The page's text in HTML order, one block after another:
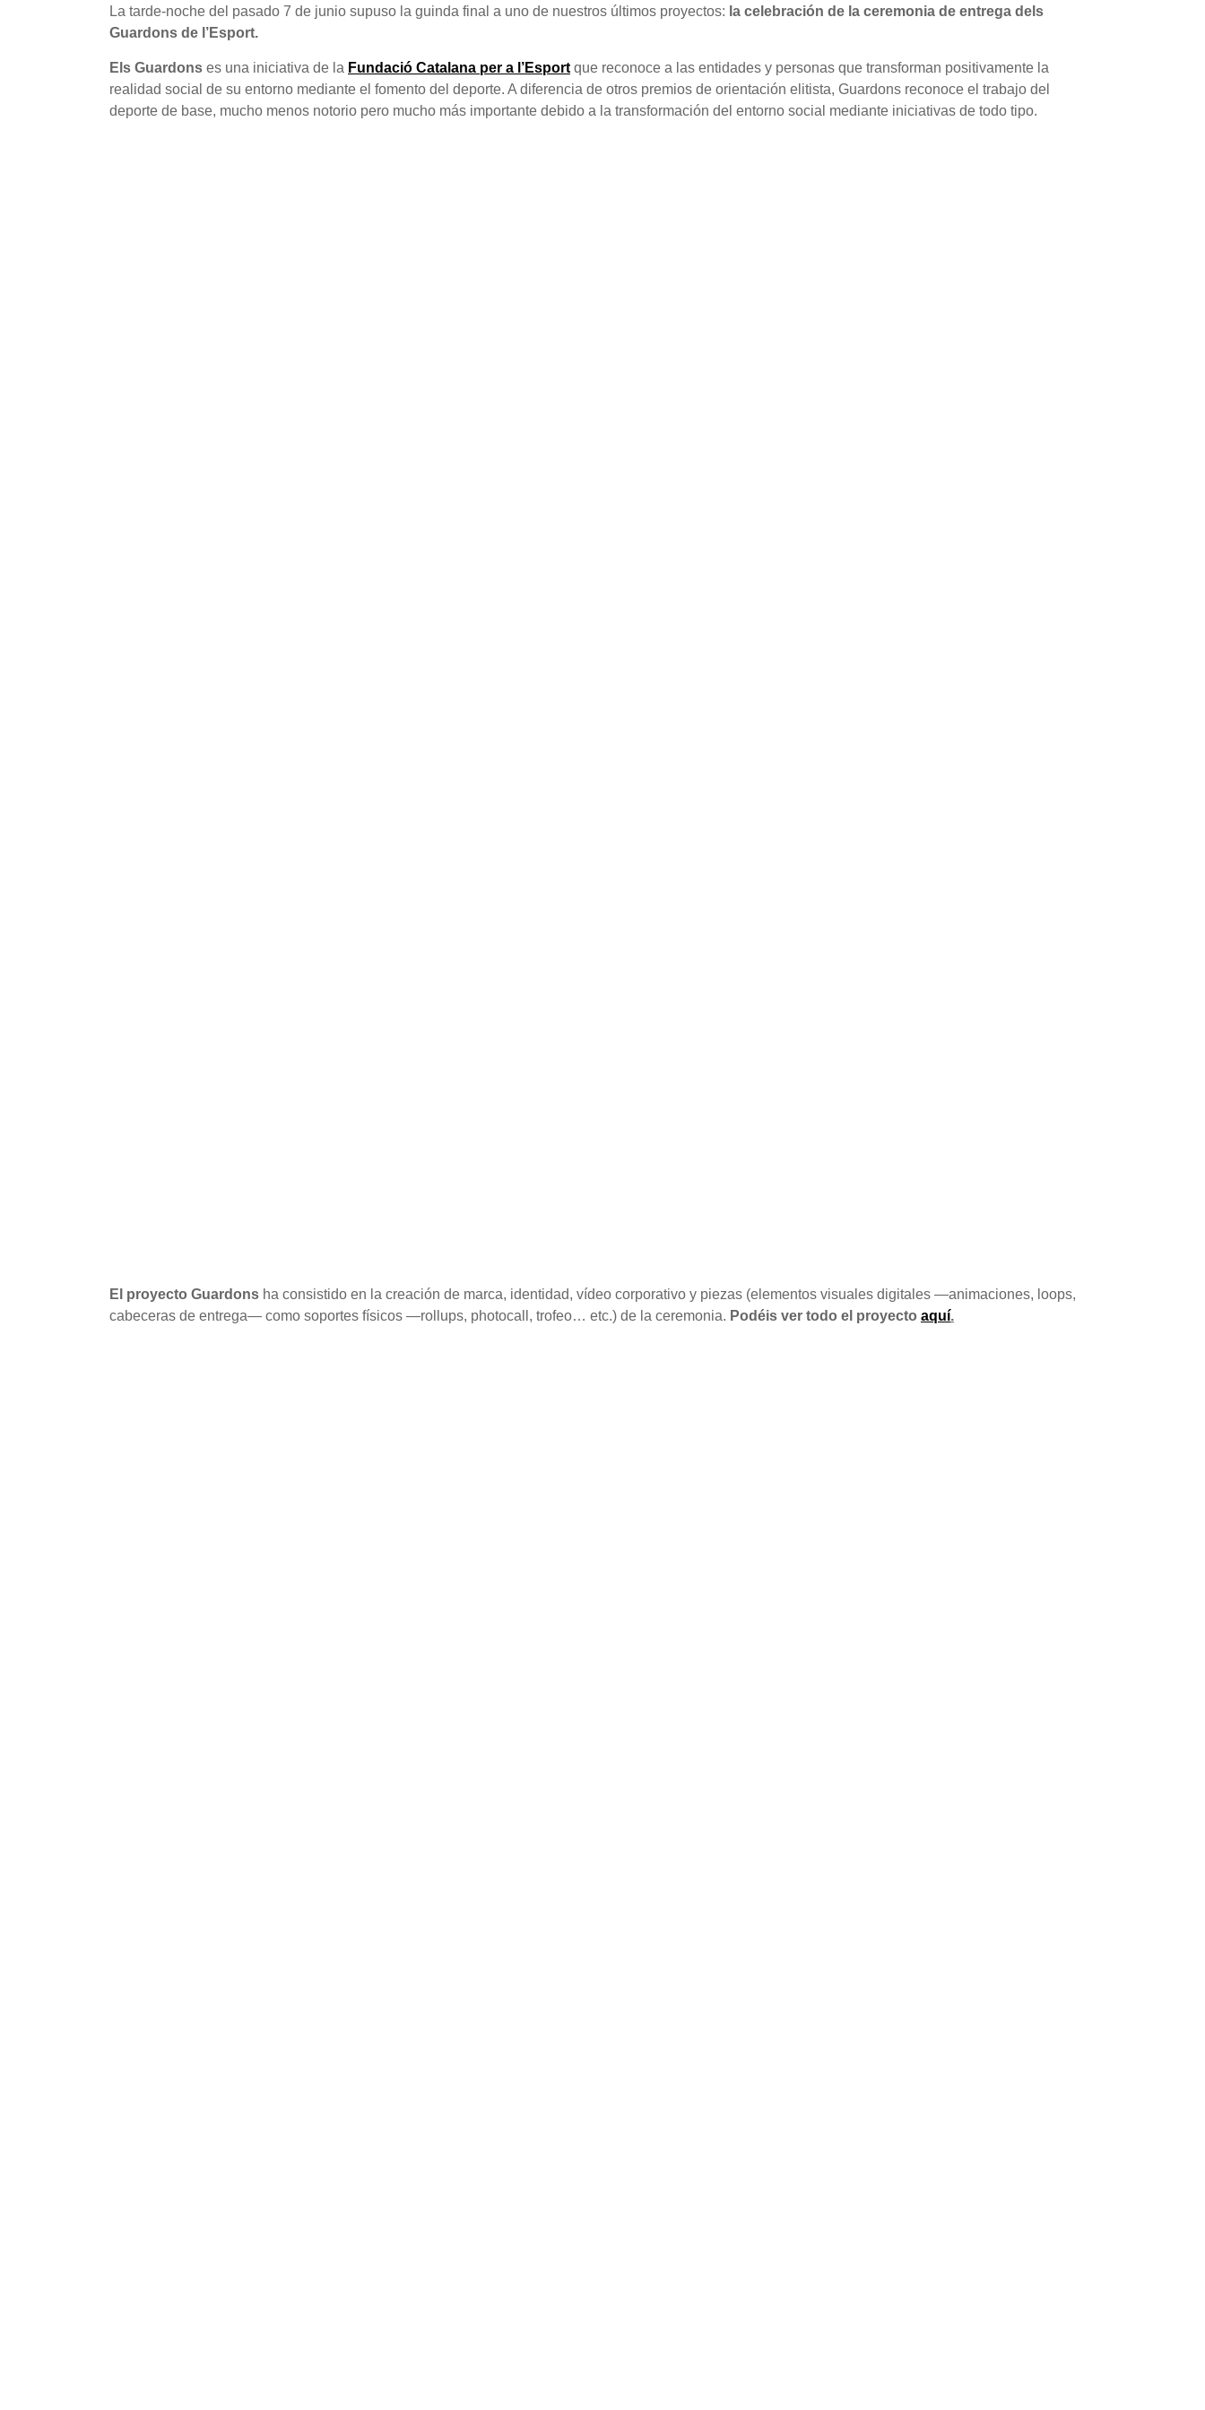
La tarde-noche del pasado 7 de junio supuso la guinda final a uno de nuestros últimos proyectos: la celebración de la ceremonia de entrega dels
Guardons de l’Esport.
Els Guardons es una iniciativa de la Fundació Catalana per a l’Esport que reconoce a las entidades y personas que transforman positivamente la
realidad social de su entorno mediante el fomento del deporte. A diferencia de otros premios de orientación elitista, Guardons reconoce el trabajo del
deporte de base, mucho menos notorio pero mucho más importante debido a la transformación del entorno social mediante iniciativas de todo tipo.
El proyecto Guardons ha consistido en la creación de marca, identidad, vídeo corporativo y piezas (elementos visuales digitales —animaciones, loops,
cabeceras de entrega— como soportes físicos —rollups, photocall, trofeo… etc.) de la ceremonia. Podéis ver todo el proyecto aquí.